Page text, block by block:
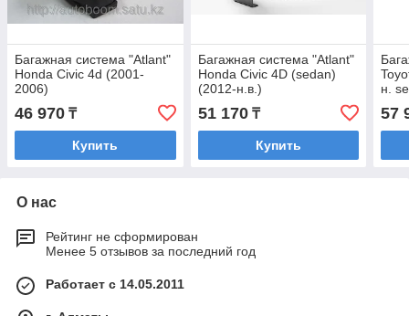
Багажная система "Atlant"
Honda Civic 4d (2001-
2006)
(Аэродинамическая)
46 970 ₸
Купить
Багажная система "Atlant"
Honda Civic 4D (sedan)
(2012-н.в.)
(Аэродинамическая)
51 170₸
Купить
н.
57
О нас
Рейтинг не сформирован
Менее 5 отзывов за последний год
Работает с 14.05.2011